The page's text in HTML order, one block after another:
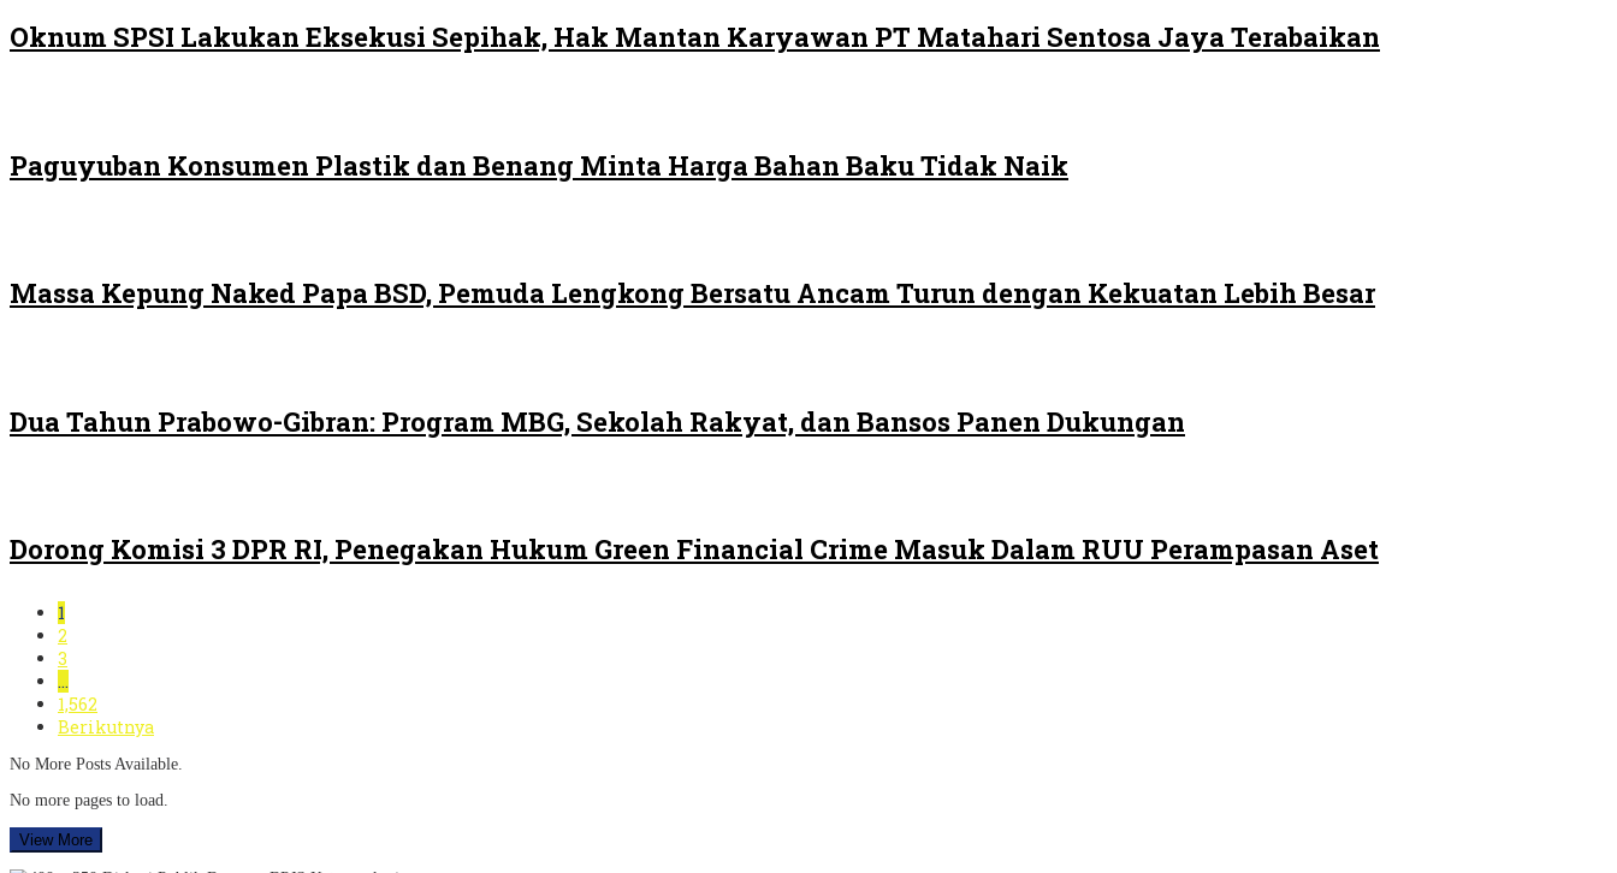
Oknum SPSI Lakukan Eksekusi Sepihak, Hak Mantan Karyawan PT Matahari Sentosa Jaya Terabaikan
Paguyuban Konsumen Plastik dan Benang Minta Harga Bahan Baku Tidak Naik
Massa Kepung Naked Papa BSD, Pemuda Lengkong Bersatu Ancam Turun dengan Kekuatan Lebih Besar
Dua Tahun Prabowo-Gibran: Program MBG, Sekolah Rakyat, dan Bansos Panen Dukungan
Dorong Komisi 3 DPR RI, Penegakan Hukum Green Financial Crime Masuk Dalam RUU Perampasan Aset
1
2
3
…
1,562
Berikutnya
No More Posts Available.
No more pages to load.
View More